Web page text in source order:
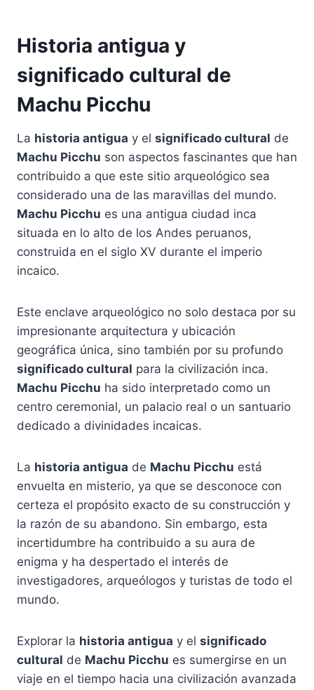
Historia antigua y
significado cultural de
Machu Picchu
La historia antigua y el significado cultural de
Machu Picchu son aspectos fascinantes que han
contribuido a que este sitio arqueológico sea
considerado una de las maravillas del mundo.
Machu Picchu es una antigua ciudad inca
situada en lo alto de los Andes peruanos,
construida en el siglo XV durante el imperio
incaico.
Este enclave arqueológico no solo destaca por su
impresionante arquitectura y ubicación
geográfica única, sino también por su profundo
significado cultural para la civilización inca.
Machu Picchu ha sido interpretado como un
centro ceremonial, un palacio real o un santuario
dedicado a divinidades incaicas.
La historia antigua de Machu Picchu está
envuelta en misterio, ya que se desconoce con
certeza el propósito exacto de su construcción y
la razón de su abandono. Sin embargo, esta
incertidumbre ha contribuido a su aura de
enigma y ha despertado el interés de
investigadores, arqueólogos y turistas de todo el
mundo.
Explorar la historia antigua y el significado
cultural de Machu Picchu es sumergirse en un
viaje en el tiempo hacia una civilización avanzada